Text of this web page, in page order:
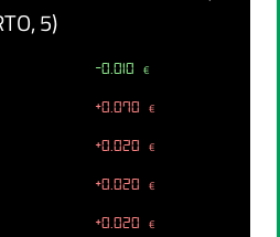
5)
-0.010 €
+0.070 €
+0.020 €
+0.020 €
+0.020 €